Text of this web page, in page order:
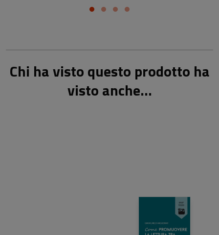
Chi ha visto questo prodotto ha
visto anche...